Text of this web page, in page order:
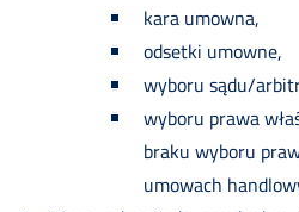
kara umowna,
odsetki umowne,
wyboru sądu/
wyboru prawa
braku wyboru
umowach